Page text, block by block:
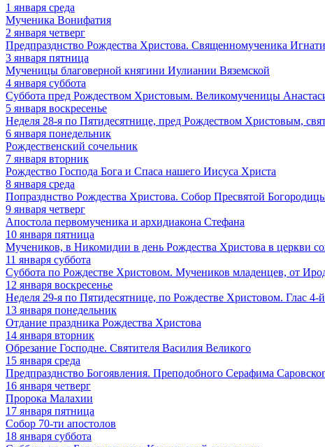
1 января среда
Мученика Вонифатия
2 января четверг
Предпразднство Рождества Христова. Священномученика
3 января пятница
Мученицы благоверной княгини Иулиании Вяземской
4 января суббота
Суббота пред Рождеством Христовым. Великомученицы
5 января воскресенье
Неделя 28-я по Пятидесятнице, пред Рождеством Христовым,
6 января понедельник
Рождественский сочельник
7 января вторник
Рождество Господа Бога и Спаса нашего Иисуса Христа
8 января среда
Попразднство Рождества Христова. Собор Пресвятой
9 января четверг
Апостола первомученика и архидиакона Стефана
10 января пятница
Мучеников, в Никомидии в день Рождества Христова в церкви
11 января суббота
Суббота по Рождестве Христовом. Мучеников младенцев, от
12 января воскресенье
Неделя 29-я по Пятидесятнице, по Рождестве Христовом. Глас
13 января понедельник
Отдание праздника Рождества Христова
14 января вторник
Обрезание Господне. Святителя Василия Великого
15 января среда
Предпразднство Богоявления. Преподобного Серафима
16 января четверг
Пророка Малахии
17 января пятница
Собор 70-ти апостолов
18 января суббота